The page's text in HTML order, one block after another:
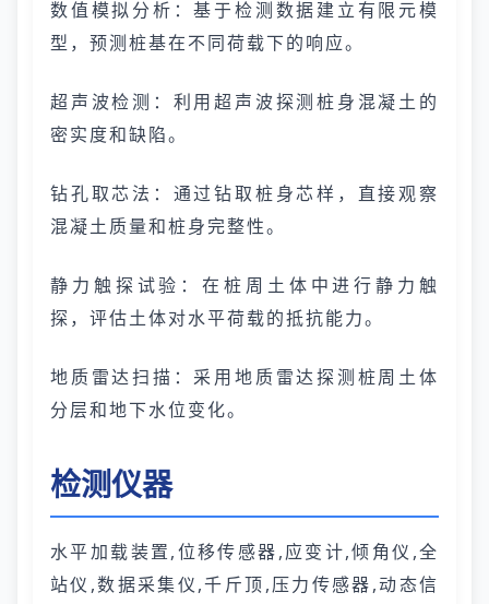
数值模拟分析：基于检测数据建立有限元模
型，预测桩基在不同荷载下的响应。
超声波检测：利用超声波探测桩身混凝土的
密实度和缺陷。
钻孔取芯法：通过钻取桩身芯样，直接观察
混凝土质量和桩身完整性。
静力触探试验：在桩周土体中进行静力触
探，评估土体对水平荷载的抵抗能力。
地质雷达扫描：采用地质雷达探测桩周土体
分层和地下水位变化。
检测仪器
水平加载装置,位移传感器,应变计,倾角仪,全
站仪,数据采集仪,千斤顶,压力传感器,动态信